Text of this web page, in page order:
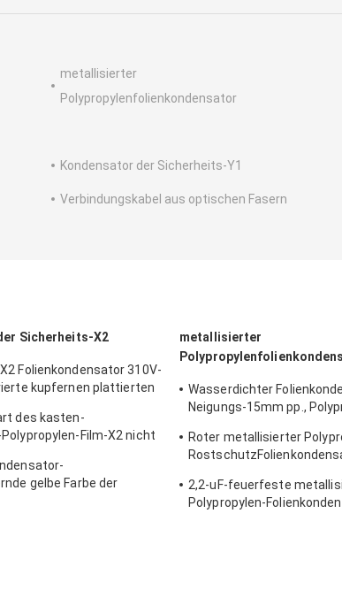
metallisierter
Polypropylenfolienkondensator
Kondensator der Sicherheits-Y1
Verbindungskabel aus optischen Fasern
Sicherheits-X2
Folienkondensator 310V-
kupfernen plattierten
des kasten-
Film-X2 nicht
gelbe Farbe der
metallisierter
Wasserdichter
Neigungs-15mm pp.,
Roter metallisierter
2,2-uF-feuerfeste
Polypropylen-